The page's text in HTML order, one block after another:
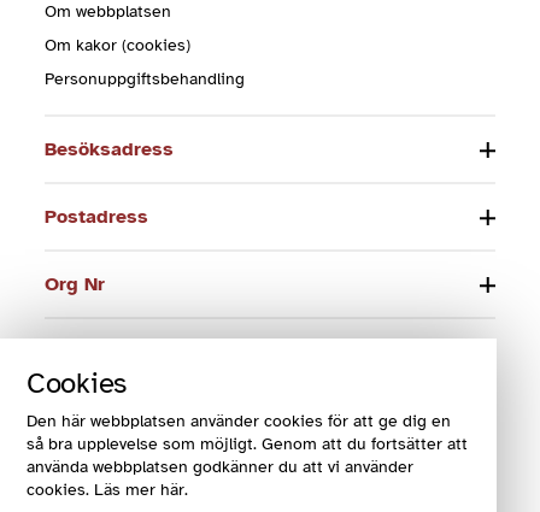
Cookies
Den här webbplatsen använder cookies för att ge dig en
så bra upplevelse som möjligt. Genom att du fortsätter att
använda webbplatsen godkänner du att vi använder
cookies. Läs mer här.
Om webbplatsen
Om kakor (cookies)
Personuppgiftsbehandling
Besöksadress
Postadress
Org Nr
E-post
© 2024 Funktionsrätt Sverige